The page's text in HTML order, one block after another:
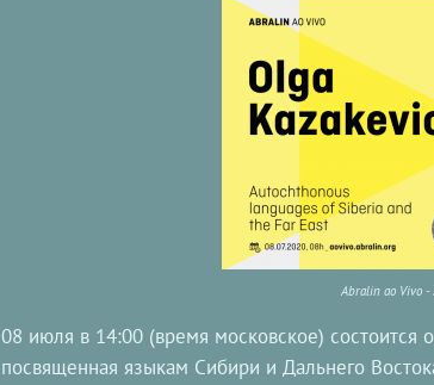
Abralin ao Vivo
08 июля в 14:00 (время московское) состоится
посвященная языкам Сибири и Дальнего